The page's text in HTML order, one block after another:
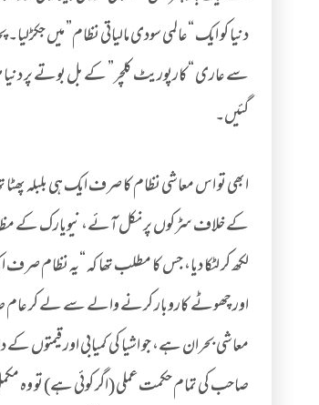
دنیا کو ایک “عالمی سودی مالیاتی نظام” میں
گئیں۔
ابھی تو اس معاشی نظام کا صرف ایک ہی بلبلہ
لکھ کر لٹکا دیا، جس کا مطلب تھا کہ “یہ نظام
اور چھوٹے کاروبار کرنے والے سے لے کر عام
معاشی بحران ہے، جو اشیا کی کمیابی اور
صاحب کی تمام حکمت عملی (اگر کوئی ہے) تو وہ